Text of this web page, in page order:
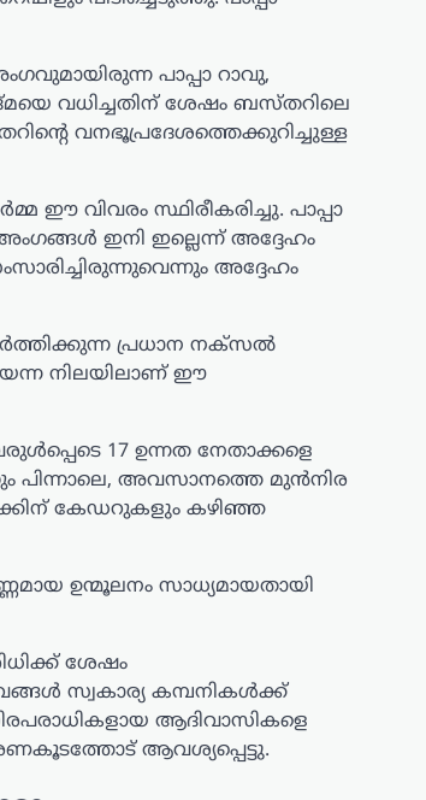
പാപ്പാ റാവു,
വധിച്ചതിന് ശേഷം ബസ്തറിലെ
വനഭൂപ്രദേശത്തെക്കുറിച്ചുള്ള
ഈ വിവരം സ്ഥിരീകരിച്ചു. പാപ്പാ
ഇനി ഇല്ലെന്ന് അദ്ദേഹം
അദ്ദേഹം
പ്രധാന നക്സൽ
നിലയിലാണ് ഈ
17 ഉന്നത നേതാക്കളെ
പിന്നാലെ, അവസാനത്തെ മുൻനിര
കേഡറുകളും കഴിഞ്ഞ
ഉന്മൂലനം സാധ്യമായതായി
ശേഷം
സ്വകാര്യ കമ്പനികൾക്ക്
ആദിവാസികളെ
ആവശ്യപ്പെട്ടു.